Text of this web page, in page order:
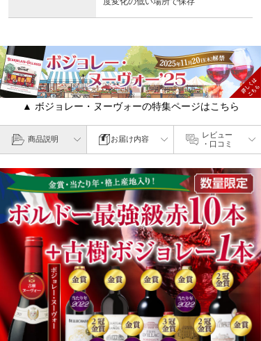
▲ ボジョレー・ヌーヴォーの特集ページはこちら
商品説明 お届け内容
レビュー
・口コミ